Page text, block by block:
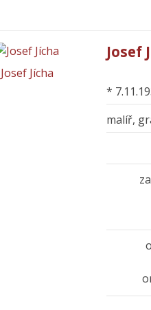
Josef Jícha
Josef
*
malíř,